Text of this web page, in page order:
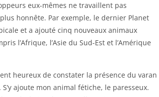
eux-mêmes ne travaillent pas
honnête. Par exemple, le dernier Planet
et a ajouté cinq nouveaux animaux
l’Afrique, l’Asie du Sud-Est et l’Amérique
heureux de constater la présence du varan
ajoute mon animal fétiche, le paresseux.